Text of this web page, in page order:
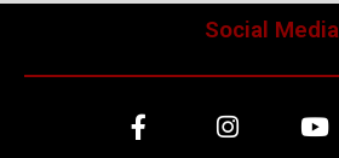
Social Media
a
n
o